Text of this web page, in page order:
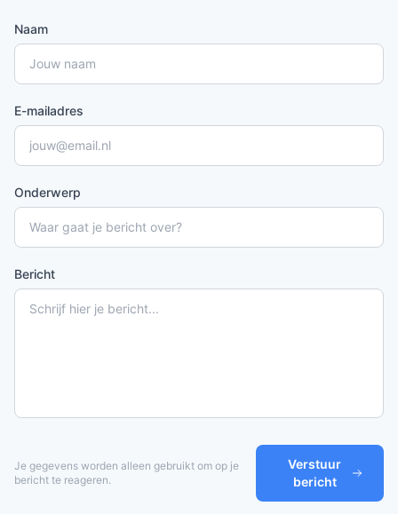
Naam
E-mailadres
Onderwerp
Bericht
Je gegevens worden alleen gebruikt om op je
bericht te reageren.
Verstuur
bericht